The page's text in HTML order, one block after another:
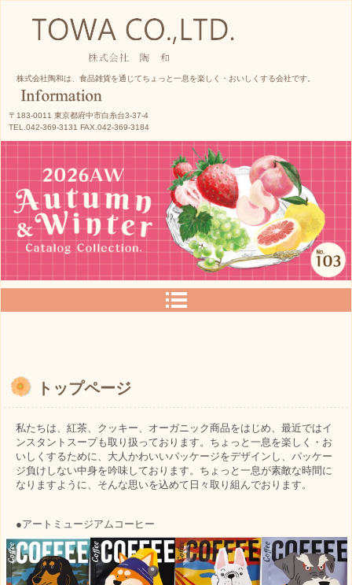
株式会社陶和
株式会社陶和は、食品雑貨を通じてちょっと一息を楽しく・おいしくする会社です。
〒183-0011 東京都府中市白糸台3-37-4
TEL.042-369-3131 FAX.042-369-3184
トップページ
私たちは、紅茶、クッキー、オーガニック商品をはじめ、最近ではイ
ンスタントスープも取り扱っております。ちょっと一息を楽しく・お
いしくするために、大人かわいいパッケージをデザインし、パッケー
ジ負けしない中身を吟味しております。ちょっと一息が素敵な時間に
なりますように、そんな思いを込めて日々取り組んでおります。
●アートミュージアムコーヒー